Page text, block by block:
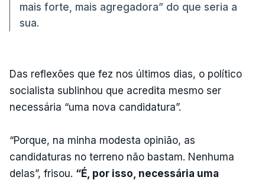
mais forte, mais agregadora” do que seria a
sua.
Das reflexões que fez nos últimos dias, o político
socialista sublinhou que acredita mesmo ser
necessária “uma nova candidatura”.
“Porque, na minha modesta opinião, as
candidaturas no terreno não bastam. Nenhuma
delas”, frisou. “É, por isso, necessária uma